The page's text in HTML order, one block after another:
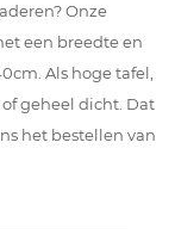
Onze
een breedte en
Als hoge tafel,
geheel dicht. Dat
het bestellen van